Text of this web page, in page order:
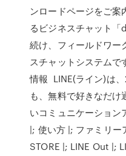
ンロードページをご案
るビジネスチャット
続け、フィールドワー
スチャットシステムで
情報 LINE(ライン)は
も、無料で好きなだけ
いコミュニケーション
|; 使い方 |; ファミリー
STORE |; LINE Out |;